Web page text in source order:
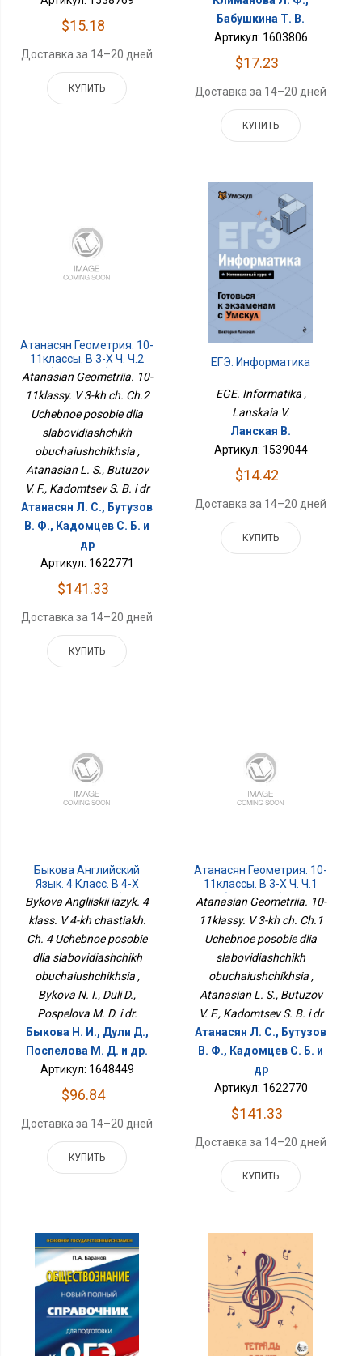
$15.18
Доставка за 14–20 дней
КУПИТЬ
Бабушкина Т. В.
Артикул: 1603806
$17.23
Доставка за 14–20 дней
КУПИТЬ
Атанасян Геометрия. 10-
11классы. В 3-Х Ч. Ч.2
Учебное Пособие Для
Обучающихся
Atanasian Geometriia. 10-
11klassy. V 3-kh ch. Ch.2
Uchebnoe posobie dlia
slabovidiashchikh
obuchaiushchikhsia ,
Atanasian L. S., Butuzov
V. F., Kadomtsev S. B. i dr
Атанасян Л. С., Бутузов
В. Ф., Кадомцев С. Б. и
др
Артикул: 1622771
$141.33
Доставка за 14–20 дней
КУПИТЬ
ЕГЭ. Информатика
EGE. Informatika ,
Lanskaia V.
Ланская В.
Артикул: 1539044
$14.42
Доставка за 14–20 дней
КУПИТЬ
Быкова Английский
Язык. 4 Класс. В 4-Х
Частях. Ч. 4 Учебное
Пособие Для
Слабовидящих
Обучающихся
Bykova Angliiskii iazyk. 4
klass. V 4-kh chastiakh.
Ch. 4 Uchebnoe posobie
dlia slabovidiashchikh
obuchaiushchikhsia ,
Bykova N. I., Duli D.,
Pospelova M. D. i dr.
Быкова Н. И., Дули Д.,
Поспелова М. Д. и др.
Артикул: 1648449
$96.84
Доставка за 14–20 дней
КУПИТЬ
Атанасян Геометрия. 10-
11классы. В 3-Х Ч. Ч.1
Учебное Пособие Для
Обучающихся
Atanasian Geometriia. 10-
11klassy. V 3-kh ch. Ch.1
Uchebnoe posobie dlia
slabovidiashchikh
obuchaiushchikhsia ,
Atanasian L. S., Butuzov
V. F., Kadomtsev S. B. i dr
Атанасян Л. С., Бутузов
В. Ф., Кадомцев С. Б. и
др
Артикул: 1622770
$141.33
Доставка за 14–20 дней
КУПИТЬ